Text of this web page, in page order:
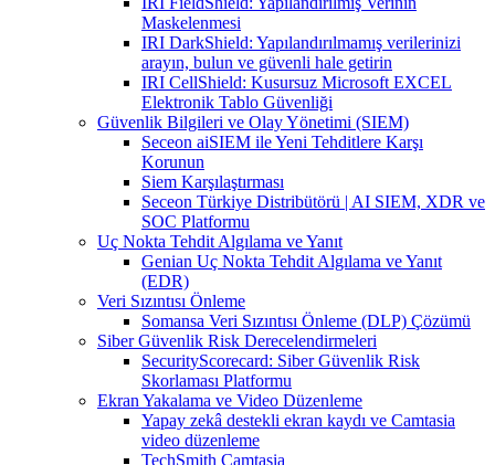
Maskelenmesi
IRI DarkShield: Yapılandırılmamış verilerinizi
arayın, bulun ve güvenli hale getirin
IRI CellShield: Kusursuz Microsoft EXCEL
Elektronik Tablo Güvenliği
Güvenlik Bilgileri ve Olay Yönetimi (SIEM)
Seceon aiSIEM ile Yeni Tehditlere Karşı
Korunun
Siem Karşılaştırması
Seceon Türkiye Distribütörü | AI SIEM, XDR ve
SOC Platformu
Uç Nokta Tehdit Algılama ve Yanıt
Genian Uç Nokta Tehdit Algılama ve Yanıt
(EDR)
Veri Sızıntısı Önleme
Somansa Veri Sızıntısı Önleme (DLP) Çözümü
Siber Güvenlik Risk Derecelendirmeleri
SecurityScorecard: Siber Güvenlik Risk
Skorlaması Platformu
Ekran Yakalama ve Video Düzenleme
Yapay zekâ destekli ekran kaydı ve Camtasia
video düzenleme
TechSmith Camtasia